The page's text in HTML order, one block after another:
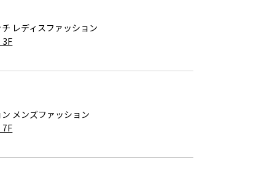
レディスファッション
メンズファッション